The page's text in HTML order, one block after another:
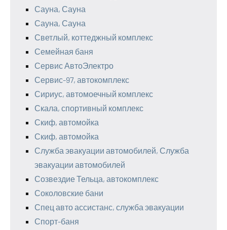
Сауна, Сауна
Сауна, Сауна
Светлый, коттеджный комплекс
Семейная баня
Сервис АвтоЭлектро
Сервис-97, автокомплекс
Сириус, автомоечный комплекс
Скала, спортивный комплекс
Скиф, автомойка
Скиф, автомойка
Служба эвакуации автомобилей, Служба
эвакуации автомобилей
Созвездие Тельца, автокомплекс
Соколовские бани
Спец авто ассистанс, служба эвакуации
Спорт-баня